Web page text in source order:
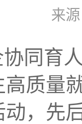
来
同育
高质量
，先